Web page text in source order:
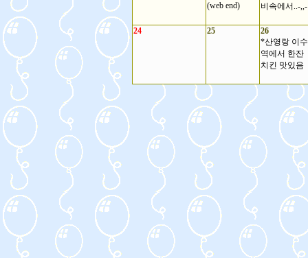
(web end)
비속에서..-,,-
24 25
26
*산영랑 이수
역에서 한잔
치킨 맛있음